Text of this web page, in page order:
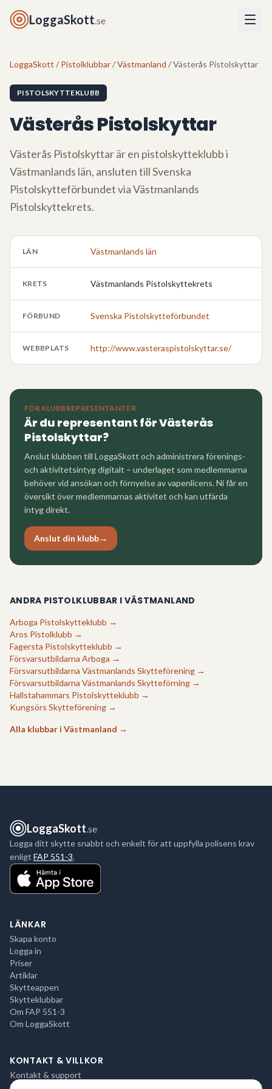
LoggaSkott.se
LoggaSkott / Pistolklubbar/Västmanland / Västerås Pistolskyttar
PISTOLSKYTTEKLUBB
Västerås Pistolskyttar
Västerås Pistolskyttarär en pistolskytteklubb i
Västmanlands län, ansluten till Svenska
Pistolskytteförbundet viaVästmanlands
Pistolskyttekrets.
LÄN Västmanlands län
KRETS Västmanlands Pistolskyttekrets
FÖRBUND Svenska Pistolskytteförbundet
WEBBPLATS http://www.vasteraspistolskyttar.se/
FÖR KLUBBREPRESENTANTER
Är du representant förVästerås
Pistolskyttar?
Anslut klubben till LoggaSkott och administrera förenings-
och aktivitetsintyg digitalt – underlaget som medlemmarna
behöver vid ansökan och förnyelse av vapenlicens. Ni får en
översikt över medlemmarnas aktivitet och kan utfärda
intyg direkt.
Anslut din klubb→
ANDRA PISTOLKLUBBAR I VÄSTMANLAND
Arboga Pistolskytteklubb →
Aros Pistolklubb →
Fagersta Pistolskytteklubb →
Försvarsutbildarna Arboga →
Försvarsutbildarna Västmanlands Skytteförening →
Försvarsutbildarna Västmanlands Skytteförning →
Hallstahammars Pistolskytteklubb →
Kungsörs Skytteförening →
Alla klubbar i Västmanland →
LoggaSkott.se
Logga ditt skytte snabbt och enkelt för att uppfylla polisens krav
enligt FAP 551-3.
LÄNKAR
Skapa konto
Logga in
Priser
Artiklar
Skytteappen
Skytteklubbar
Om FAP 551-3
Om LoggaSkott
KONTAKT & VILLKOR
Kontakt & support
Integritetspolicy